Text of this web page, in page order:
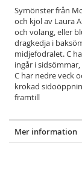
Symönster från
och kjol av Laura
och volang, eller
dragkedja i
midjefodralet. C
ingår i
C har nedre veck
krokad
framtill
Mer information